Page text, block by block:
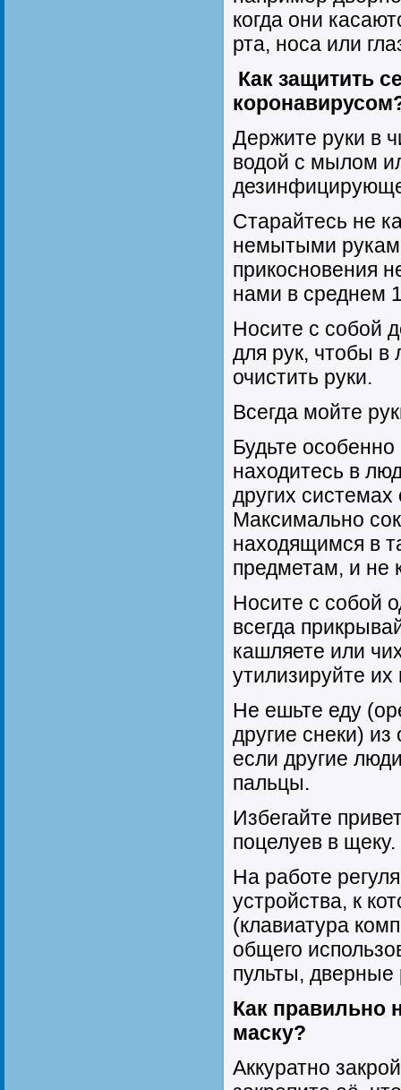
когда они
рта, носа или
Как защитить
Держите руки в
водой с мылом
Старайтесь не
немытыми
прикосновения
нами в среднем
Носите с собой
для рук, чтобы в
очистить руки.
Всегда мойте
Будьте
находитесь в
других
Максимально
находящимся в
предметам, и не
Носите с собой
всегда
кашляете или
утилизируйте
Не ешьте еду
другие снеки)
если другие
пальцы.
Избегайте
поцелуев в щеку.
На работе
устройства, к
(клавиатура
общего
пульты, дверные
Как правильно
маску?
Аккуратно